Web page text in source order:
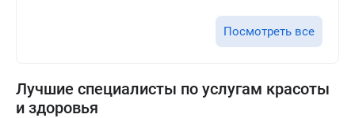
Посмотреть все
Лучшие специалисты по услугам красоты
и здоровья